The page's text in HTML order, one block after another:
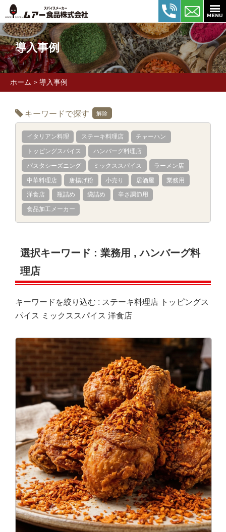
導入事例
ホーム > 導入事例
キーワードで探す 解除
イタリアン料理 ステーキ料理店 チャーハン
トッピングスパイス ハンバーグ料理店
パスタシーズニング ミックススパイス ラーメン店
中華料理店 唐揚げ粉 小売り 居酒屋 業務用
洋食店 瓶詰め 袋詰め 辛さ調節用
食品加工メーカー
選択キーワード : 業務用 ,ハンバーグ料
理店
キーワードを絞り込む : ステーキ料理店 トッピングス
パイス ミックススパイス 洋食店